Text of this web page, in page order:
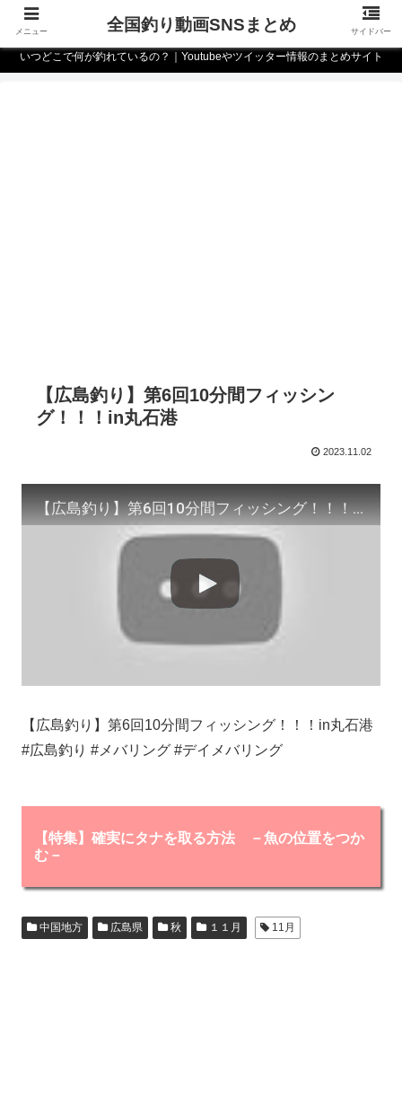
いつどこで何が釣れているの？｜Youtubeやツイッター情報のまとめサイト
【広島釣り】第6回10分間フィッシン
グ！！！in丸石港
2023.11.02
【広島釣り】第6回10分間フィッシング！！！in丸石港
【広島釣り】第6回10分間フィッシング！！！in丸石港
#広島釣り #メバリング #デイメバリング
【特集】確実にタナを取る方法 －魚の位置をつか
む－
中国地方 広島県 秋 １１月 11月
メニュー 全国釣り動画SNSまとめ サイドバー